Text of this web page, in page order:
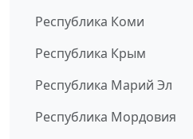
Республика Коми
Республика Крым
Республика Марий Эл
Республика Мордовия